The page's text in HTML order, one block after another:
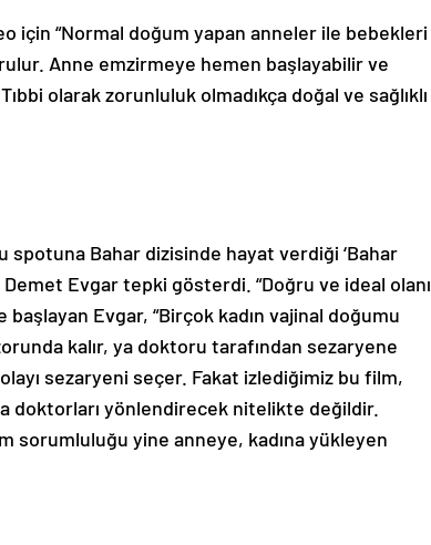
için “Normal doğum yapan anneler ile bebekleri
Anne emzirmeye hemen başlayabilir ve
olarak zorunluluk olmadıkça doğal ve sağlıklı
spotuna Bahar dizisinde hayat verdiği ‘Bahar
Evgar tepki gösterdi. “Doğru ve ideal olanı
Evgar, “Birçok kadın vajinal doğumu
kalır, ya doktoru tarafından sezaryene
sezaryeni seçer. Fakat izlediğimiz bu film,
doktorları yönlendirecek nitelikte değildir.
sorumluluğu yine anneye, kadına yükleyen